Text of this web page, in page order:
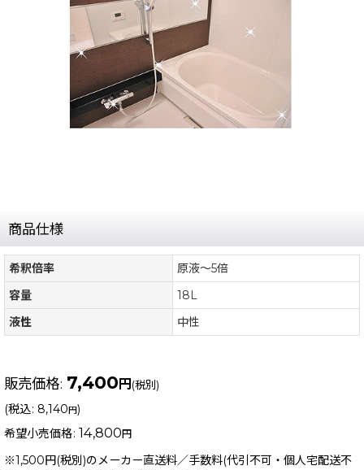
商品仕様
希釈倍率
原液〜5倍
容量
18L
液性
中性
販売価格: 7,400 円 (税別)
(税込: 8,140 円)
希望小売価格: 14,800 円
※1,500円(税別)のメーカー直送料／手数料(代引不可・個人宅配送不